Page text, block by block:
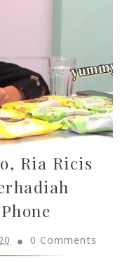
Ria Ricis
0 Comments